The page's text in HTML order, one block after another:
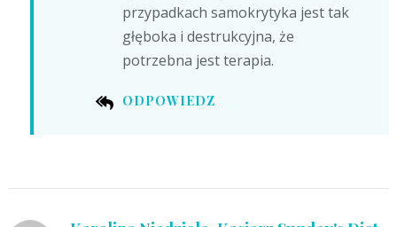
ODPOWIEDZ
przypadkach samokrytyka jest tak
głęboka i destrukcyjna, że
potrzebna jest terapia.